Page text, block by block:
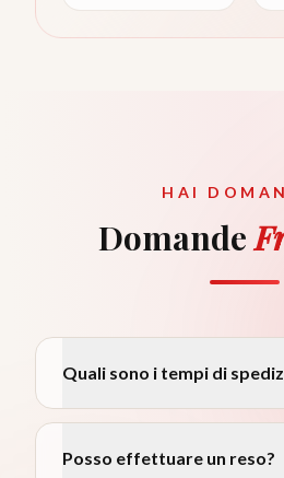
HAI
Domande
Quali sono i tempi di
Posso effettuare un reso?